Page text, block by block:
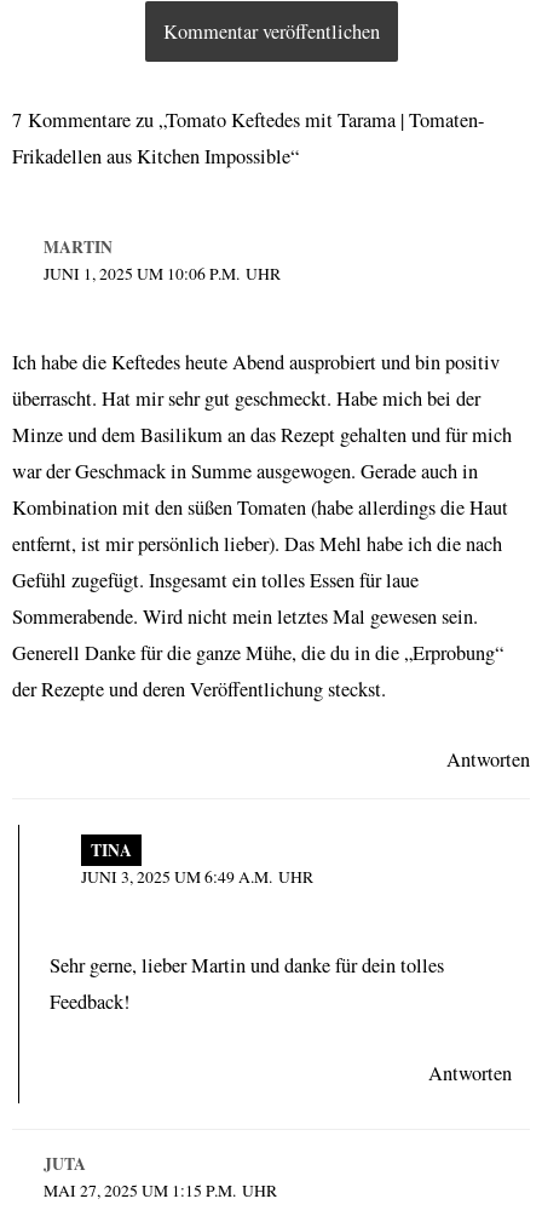
7 Kommentare zu „Tomato Keftedes mit Tarama | Tomaten-
Frikadellen aus Kitchen Impossible“
MARTIN
JUNI 1, 2025 UM 10:06 P.M. UHR
Ich habe die Keftedes heute Abend ausprobiert und bin positiv
überrascht. Hat mir sehr gut geschmeckt. Habe mich bei der
Minze und dem Basilikum an das Rezept gehalten und für mich
war der Geschmack in Summe ausgewogen. Gerade auch in
Kombination mit den süßen Tomaten (habe allerdings die Haut
entfernt, ist mir persönlich lieber). Das Mehl habe ich die nach
Gefühl zugefügt. Insgesamt ein tolles Essen für laue
Sommerabende. Wird nicht mein letztes Mal gewesen sein.
Generell Danke für die ganze Mühe, die du in die „Erprobung“
der Rezepte und deren Veröffentlichung steckst.
Antworten
TINA
JUNI 3, 2025 UM 6:49 A.M. UHR
Sehr gerne, lieber Martin und danke für dein tolles
Feedback!
Antworten
JUTA
MAI 27, 2025 UM 1:15 P.M. UHR